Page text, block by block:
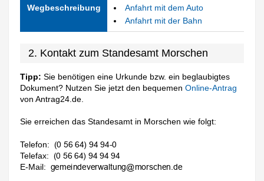
Wegbeschreibung
Anfahrt mit dem Auto
Anfahrt mit der Bahn
2. Kontakt zum Standesamt Morschen
Tipp: Sie benötigen eine Urkunde bzw. ein beglaubigtes
Dokument? Nutzen Sie jetzt den bequemenOnline-Antrag
von Antrag24.de.
Sie erreichen das Standesamt in Morschen wie folgt:
Telefon:
Telefax:
E-Mail: